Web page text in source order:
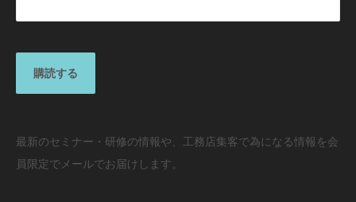
最新のセミナー・研修の情報や、工務店集客で為になる情報を会
員限定でメールでお届けします。